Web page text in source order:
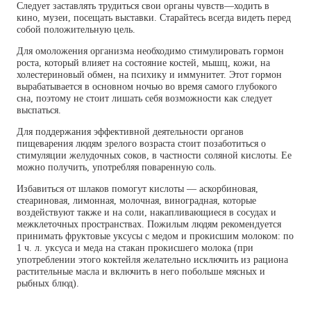
Следует заставлять трудиться свои органы чувств—ходить в
кино, музеи, посещать выставки. Старайтесь всегда видеть перед
собой положительную цель.
Для омоложения организма необходимо стимулировать гормон
роста, который влияет на состояние костей, мышц, кожи, на
холестериновый обмен, на психику и иммунитет. Этот гормон
вырабатывается в основном ночью во время самого глубокого
сна, поэтому не стоит лишать себя возможности как следует
выспаться.
Для поддержания эффективной деятельности органов
пищеварения людям зрелого возраста стоит позаботиться о
стимуляции желудочных соков, в частности соляной кислоты. Ее
можно получить, употребляя поваренную соль.
Избавиться от шлаков помогут кислоты — аскорбиновая,
стеариновая, лимонная, молочная, виноградная, которые
воздействуют также и на соли, накапливающиеся в сосудах и
межклеточных пространствах. Пожилым людям рекомендуется
принимать фруктовые уксусы с медом и прокисшим молоком: по
1 ч. л. уксуса и меда на стакан прокисшего молока (при
употреблении этого коктейля желательно исключить из рациона
растительные масла и включить в него побольше мясных и
рыбных блюд).